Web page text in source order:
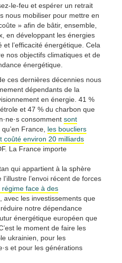
le-feu et espérer un retrait
nous mobiliser pour mettre en
» afin de bâtir, ensemble,
en développant les énergies
l’efficacité énergétique. Cela
nos objectifs climatiques et de
énergétique.
ces dernières décennies nous
dépendants de la
en énergie. 41 %
et 47 % du charbon que
consomment sont
qu’en France, les boucliers
coûté environ 20 milliards
La France importe
qui appartient à la sphère
l’envoi récent de forces
face à des
avec les investissements que
notre dépendance
énergétique européen que
le moment de faire les
ukrainien, pour les
et pour les générations